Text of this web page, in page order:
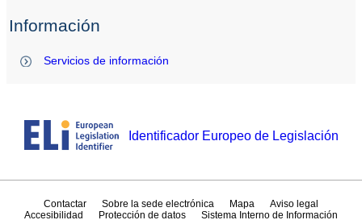
Información
Servicios de información
Identificador Europeo de Legislación
Contactar Sobre la sede electrónica Mapa
Aviso legal
Accesibilidad
Protección de datos Sistema Interno de Información